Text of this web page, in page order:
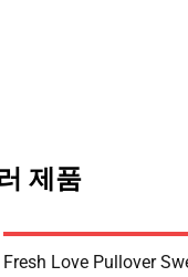
제품
Fresh Love Pullover